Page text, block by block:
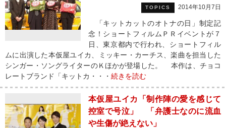
TOPICS 2014年10月7日
「キットカットのオトナの日」制定記
念！ショートフィルムＰＲイベントが７
日、東京都内で行われ、ショートフィル
ムに出演した本仮屋ユイカ、ミッキー・カーチス、楽曲を担当した
シンガー・ソングライターのＫほかが登場した。 本作は、チョコ
レートブランド「キットカ・・・ 続きを読む
本仮屋ユイカ「制作陣の愛を感じて
控室で号泣」 「弁護士なのに流血
や生傷が絶えない」